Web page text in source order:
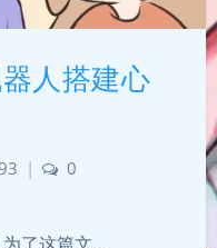
人搭建心
0